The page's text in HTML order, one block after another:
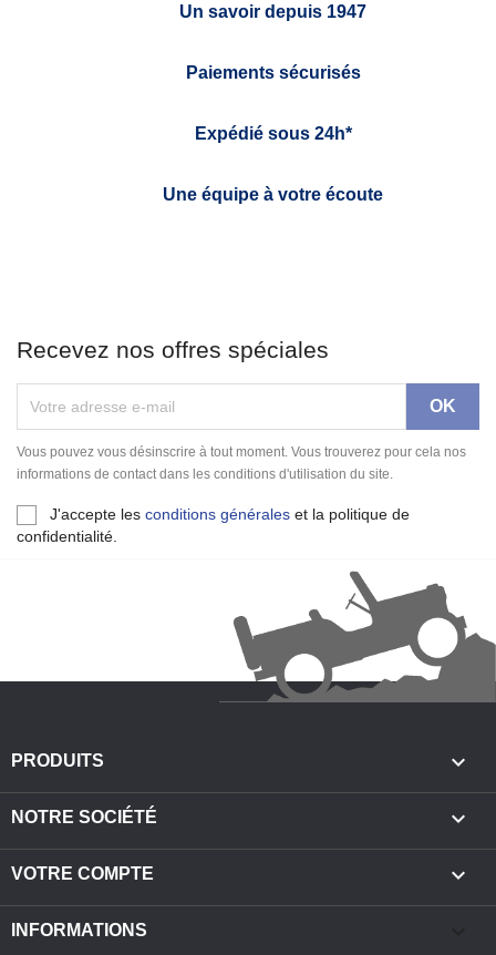
Un savoir depuis 1947
Paiements sécurisés
Expédié sous 24h*
Une équipe à votre écoute
Recevez nos offres spéciales
Vous pouvez vous désinscrire à tout moment. Vous trouverez pour cela nos
informations de contact dans les conditions d'utilisation du site.
J'accepte les conditions générales et la politique de
confidentialité.
PRODUITS 
NOTRE SOCIÉTÉ 
VOTRE COMPTE 
INFORMATIONS